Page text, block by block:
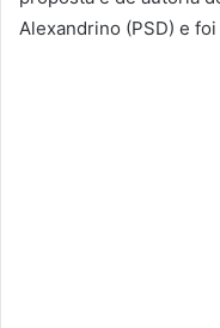
Alexandrino (PSD) e